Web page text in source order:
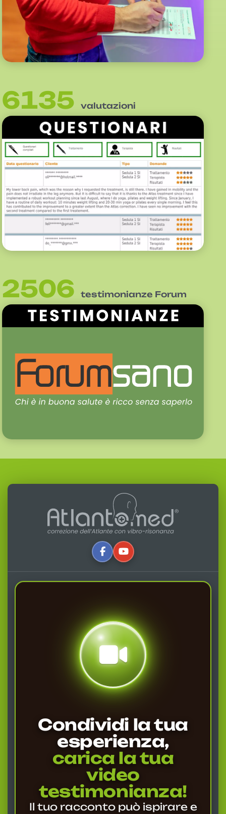
6135 valutazioni
2506 testimonianze Forum
Condividi la tua
esperienza,
carica la tua
video
testimonianza!
Il tuo racconto può ispirare e